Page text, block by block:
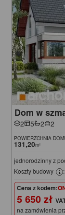
Dom w
2 5 2 2
POWIERZCHNIA
131,20m²
jednorodzinny z
Koszty budowy
Cena z kodem:
5 650 zł
na zamówienia